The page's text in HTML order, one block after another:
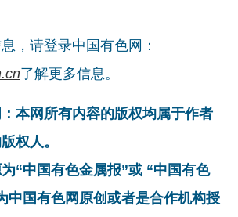
，请登录中国有色网：
了解更多信息。
本网所有内容的版权均属于作者
权人。
“中国有色金属报”或 “中国有色
中国有色网原创或者是合作机构授